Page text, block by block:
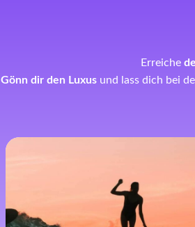
Erreiche
Gönn dir den Luxus und lass dich bei